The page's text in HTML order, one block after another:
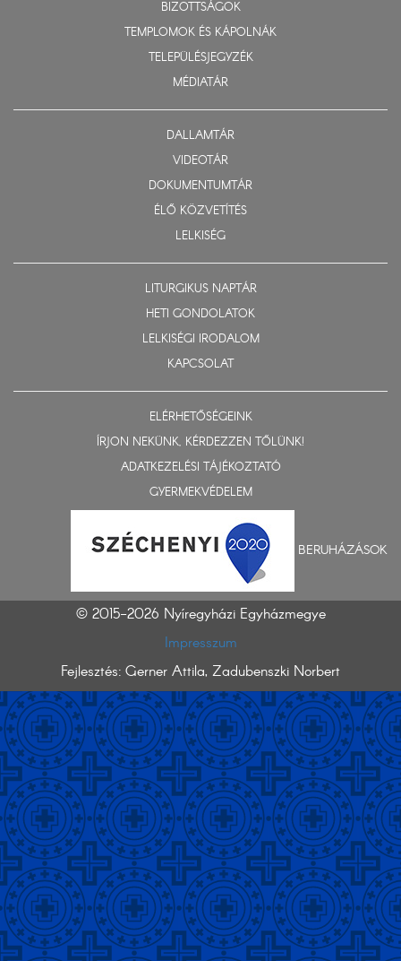
BIZOTTSÁGOK
TEMPLOMOK ÉS KÁPOLNÁK
TELEPÜLÉSJEGYZÉK
MÉDIATÁR
DALLAMTÁR
VIDEOTÁR
DOKUMENTUMTÁR
ÉLŐ KÖZVETÍTÉS
LELKISÉG
LITURGIKUS NAPTÁR
HETI GONDOLATOK
LELKISÉGI IRODALOM
KAPCSOLAT
ELÉRHETŐSÉGEINK
ÍRJON NEKÜNK, KÉRDEZZEN TŐLÜNK!
ADATKEZELÉSI TÁJÉKOZTATÓ
GYERMEKVÉDELEM
BERUHÁZÁSOK
© 2015-2026 Nyíregyházi Egyházmegye
Impresszum
Fejlesztés: Gerner Attila, Zadubenszki Norbert